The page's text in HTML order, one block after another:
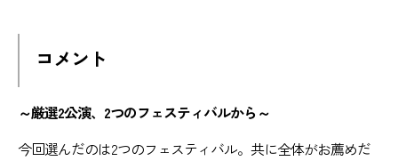
コメント
～厳選2公演、2つのフェスティバルから～
今回選んだのは2つのフェスティバル。共に全体がお薦めだ